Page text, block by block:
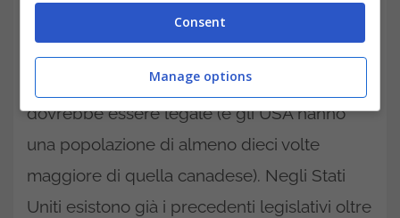
negli Stati Uniti, gli investitori
la marijuana per il consumo ricreativo
dovrebbe essere legale (e gli USA hanno
una popolazione di almeno dieci volte
maggiore di quella canadese). Negli Stati
Uniti esistono già i precedenti legislativi oltre
Consent
Manage options